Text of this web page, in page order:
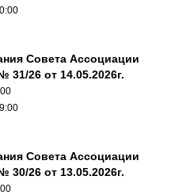
Совета Ассоциации
31/26 от 14.05.2026г.
Совета Ассоциации
30/26 от 13.05.2026г.